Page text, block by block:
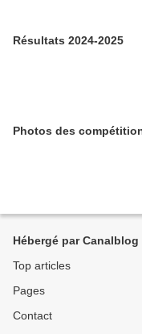
Résultats 2024-2025
Photos des
Hébergé par Canalblog
Top articles
Pages
Contact